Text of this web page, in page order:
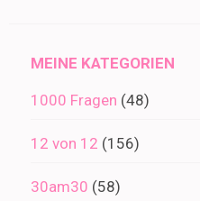
MEINE KATEGORIEN
1000 Fragen (48)
12 von 12 (156)
30am30 (58)